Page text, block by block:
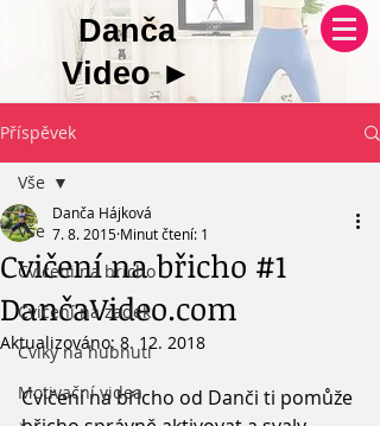
Danča
Video►
Příspěvek
Vše
Cviceni na bricho
Cvičení na zadek
Cviky na hubnutí
Motivační videa
Vše
Cvičení na břicho #1
DančaVideo.com
Danča Hájková
7. 8. 2015 Minut čtení: 1
Aktualizováno: 8. 12. 2018
Cvičení na břicho od Danči ti pomůže